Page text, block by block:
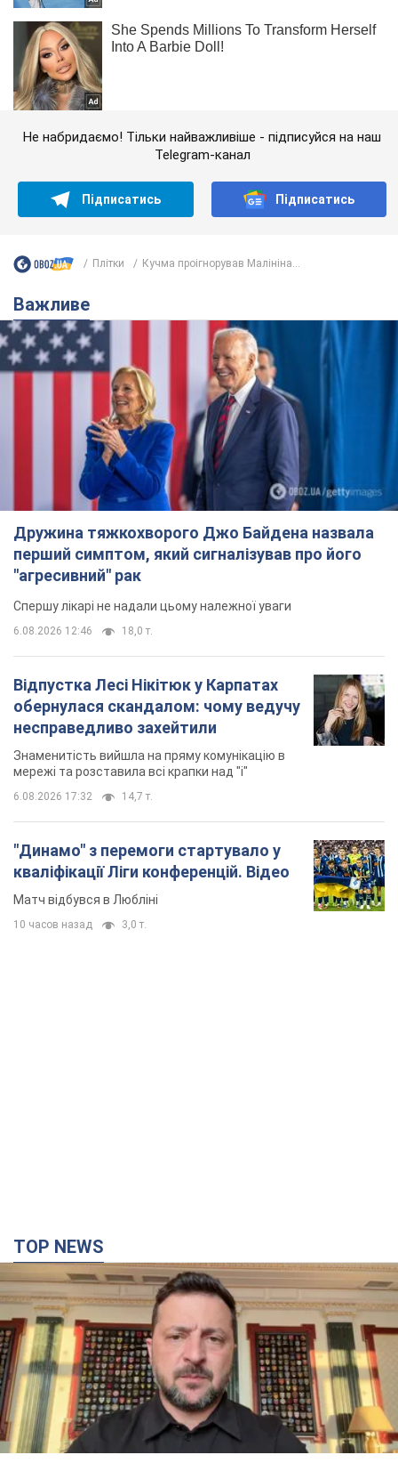
Не набридаємо! Тільки найважливіше - підписуйся на наш
Telegram-канал
Підписатись Підписатись
Плітки Кучма проігнорував Малініна...
Важливе
Дружина тяжкохворого Джо Байдена назвала
перший симптом, який сигналізував про його
"агресивний" рак
Спершу лікарі не надали цьому належної уваги
6.08.2026 12:46 18,0 т.
Відпустка Лесі Нікітюк у Карпатах
обернулася скандалом: чому ведучу
несправедливо захейтили
Знаменитість вийшла на пряму комунікацію в
мережі та розставила всі крапки над "і"
6.08.2026 17:32 14,7 т.
"Динамо" з перемоги стартувало у
кваліфікації Ліги конференцій. Відео
Матч відбувся в Любліні
10 часов назад 3,0 т.
TOP NEWS